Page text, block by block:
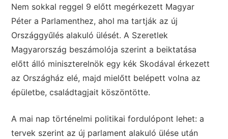
Nem sokkal reggel 9 előtt megérkezett Magyar
Péter a Parlamenthez, ahol ma tartják az új
Országgyűlés alakuló ülését. A Szeretlek
Magyarország beszámolója szerint a beiktatása
előtt álló miniszterelnök egy kék Skodával érkezett
az Országház elé, majd mielőtt belépett volna az
épületbe, családtagjait köszöntötte.
A mai nap történelmi politikai fordulópont lehet: a
tervek szerint az új parlament alakuló ülése után